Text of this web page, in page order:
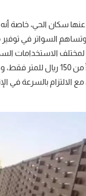
سكان الحي، خاصة
السواتر في
لمختلف الاستخدامات
للمظلات بخدمات متكاملة في مجال تركيب
بالسرعة في